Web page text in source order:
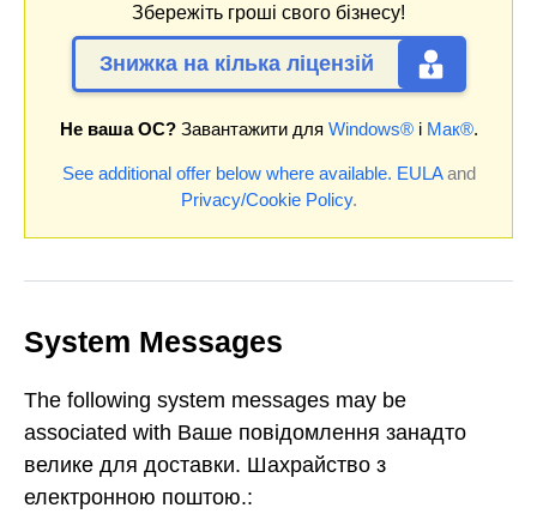
Збережіть гроші свого бізнесу!
Знижка на кілька ліцензій
Не ваша ОС?Завантажити для Windows®і Мак®.
See additional offer below where available. EULAand
Privacy/Cookie Policy.
System Messages
The following system messages may be
associated with Ваше повідомлення занадто
велике для доставки. Шахрайство з
електронною поштою.: